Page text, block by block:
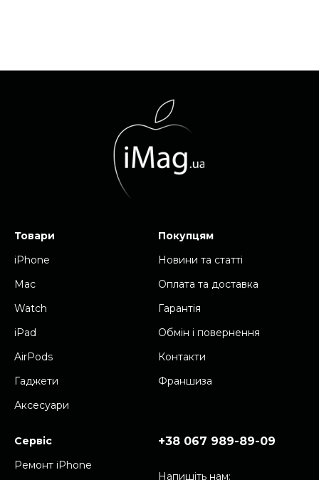
Товари
iPhone
Mac
Watch
iPad
AirPods
Гаджети
Аксесуари
Покупцям
Новини та cтатті
Оплата та доставка
Гарантія
Обмін і повернення
Контакти
Франшиза
Сервіс
Ремонт iPhone
+38 067 989-89-09
Напишіть нам: